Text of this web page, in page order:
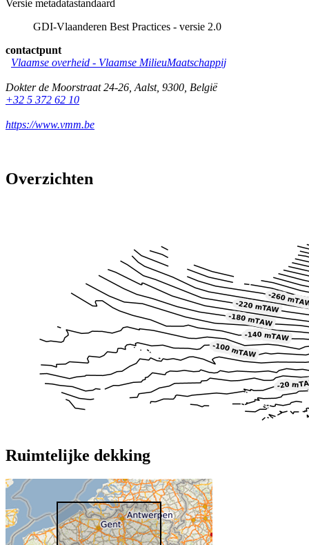
Versie metadatastandaard
GDI-Vlaanderen Best Practices - versie 2.0
contactpunt
Vlaamse overheid - Vlaamse MilieuMaatschappij
Dokter de Moorstraat 24-26 Aalst, 9300 België
+32 5 372 62 10
https://www.vmm.be
Overzichten
Ruimtelijke dekking